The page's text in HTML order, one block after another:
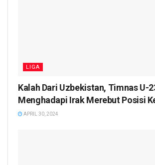
LIGA
Kalah Dari Uzbekistan, Timnas U-
Menghadapi Irak Merebut Posisi
APRIL 30, 2024